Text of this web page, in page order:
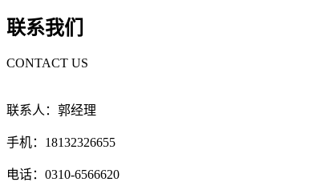
联系我们
CONTACT US
联系人：郭经理
手机：18132326655
电话：0310-6566620